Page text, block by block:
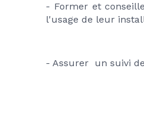
- Former et
l'usage de leur
- Assurer  un suivi